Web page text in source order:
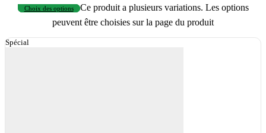
Choix des options
Ce produit a plusieurs variations. Les options
peuvent être choisies sur la page du produit
Spécial